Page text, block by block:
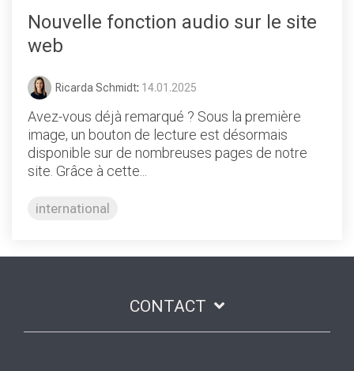
Nouvelle fonction audio sur le site
web
Ricarda Schmidt: 14.01.2025
Avez-vous déjà remarqué ? Sous la première
image, un bouton de lecture est désormais
disponible sur de nombreuses pages de notre
site. Grâce à cette...
international
CONTACT